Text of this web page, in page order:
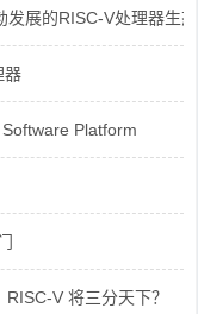
展的RISC-V处理器生态
器
Platform
V 将三分天下？